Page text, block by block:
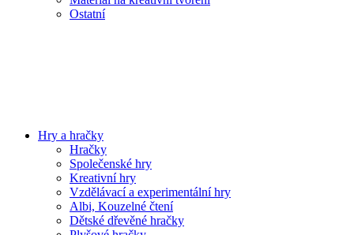
Ostatní
Hry a hračky
Hračky
Společenské hry
Kreativní hry
Vzdělávací a experimentální hry
Albi, Kouzelné čtení
Dětské dřevěné hračky